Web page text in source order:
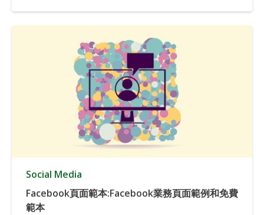
Social Media
Facebook頁面範本:Facebook業務頁面範例和免費
範本